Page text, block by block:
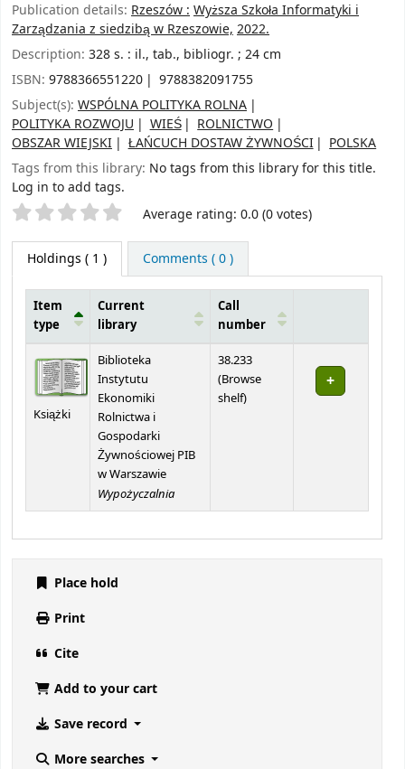
Publication details: Rzeszów :Wyższa Szkoła Informatyki i
Zarządzania z siedzibą w Rzeszowie,2022.
Description: 328 s. : il., tab., bibliogr. ; 24 cm
ISBN: 9788366551220
9788382091755
Subject(s): WSPÓLNA POLITYKA ROLNA
POLITYKA ROZWOJU
WIEŚ
ROLNICTWO
OBSZAR WIEJSKI
ŁAŃCUCH DOSTAW ŻYWNOŚCI
POLSKA
Tags from this library: No tags from this library for this title.
Log in to add tags.
Star ratings Average rating: 0.0 (0 votes)
Holdings ( 1 ) Comments ( 0 )
Item
type
Current
library
Call
number
Książki
Biblioteka
Instytutu
Ekonomiki
Rolnictwa i
Gospodarki
Żywnościowej PIB
w Warszawie
Wypożyczalnia
38.233
(Browse
shelf(Opens below)
)
Place hold
Print
Cite
Add to your cart
Save record
More searches